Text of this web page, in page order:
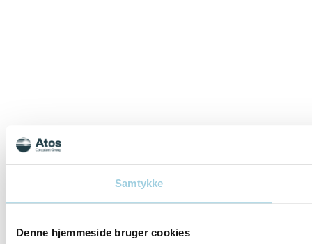
Samtykke
Denne hjemmeside bruger cookies